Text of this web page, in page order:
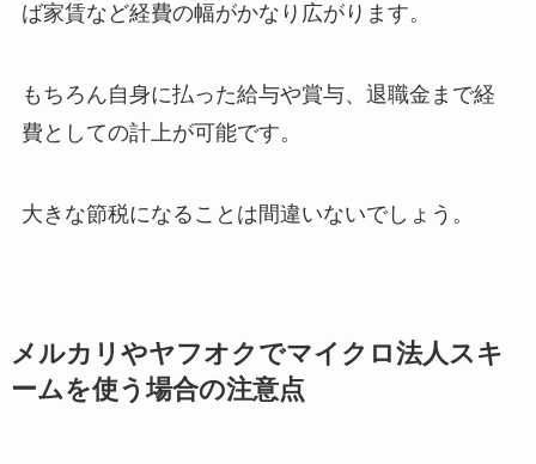
ば家賃など経費の幅がかなり広がります。
もちろん自身に払った給与や賞与、退職金まで経
費としての計上が可能です。
大きな節税になることは間違いないでしょう。
メルカリやヤフオクでマイクロ法人スキ
ームを使う場合の注意点